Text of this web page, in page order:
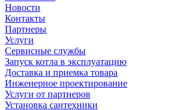
Новости
Контакты
Партнеры
Услуги
Сервисные службы
Запуск котла в эксплуатацию
Доставка и приемка товара
Инженерное проектирование
Услуги от партнеров
Установка сантехники